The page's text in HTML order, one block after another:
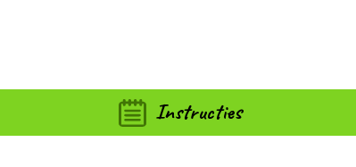
Instructies